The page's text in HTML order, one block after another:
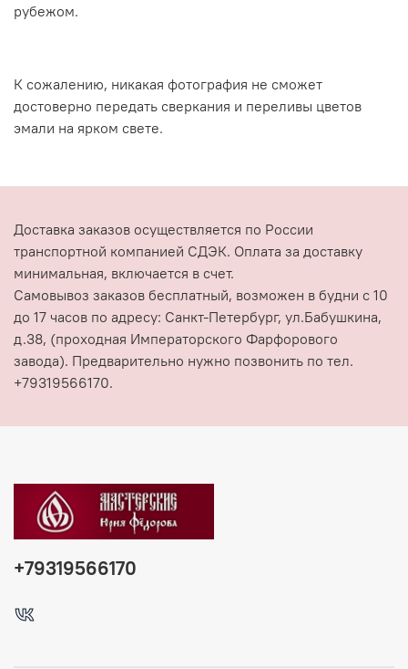
рубежом.
К сожалению, никакая фотография не сможет
достоверно передать сверкания и переливы цветов
эмали на ярком свете.
Доставка заказов осуществляется по России
транспортной компанией СДЭК. Оплата за доставку
минимальная, включается в счет.
Самовывоз заказов бесплатный, возможен в будни с 10
до 17 часов по адресу: Санкт-Петербург, ул.Бабушкина,
д.38, (проходная Императорского Фарфорового
завода). Предварительно нужно позвонить по тел.
+79319566170.
+79319566170